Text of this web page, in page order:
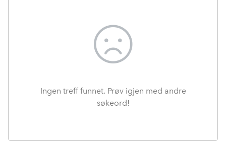
Ingen treff funnet. Prøv igjen med andre
søkeord!